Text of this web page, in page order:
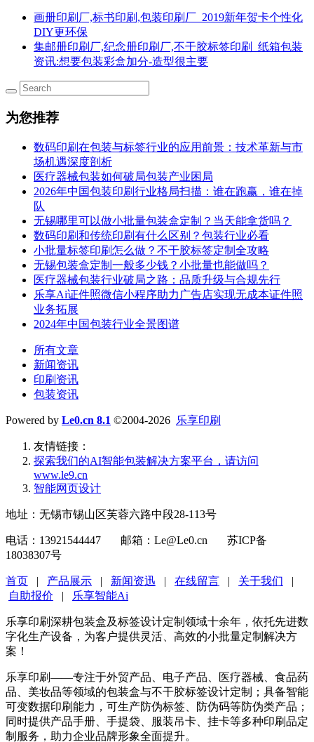
画册印刷厂,标书印刷,包装印刷厂_2019新年贺卡个性化
DIY更环保
集邮册印刷厂,纪念册印刷厂,不干胶标签印刷_纸箱包装
资讯:想要包装彩盒加分-造型很主要
为您推荐
数码印刷在包装与标签行业的应用前景：技术革新与市
场机遇深度剖析
医疗器械包装如何破局包装产业困局
2026年中国包装印刷行业格局扫描：谁在跑赢，谁在掉
队
无锡哪里可以做小批量包装盒定制？当天能拿货吗？
数码印刷和传统印刷有什么区别？包装行业必看
小批量标签印刷怎么做？不干胶标签定制全攻略
无锡包装盒定制一般多少钱？小批量也能做吗？
医疗器械包装行业破局之路：品质升级与合规先行
乐享Ai证件照微信小程序助力广告店实现无成本证件照
业务拓展
2024年中国包装行业全景图谱
所有文章
新闻资讯
印刷资讯
包装资讯
Powered by Le0.cn 8.1 ©2004-2026 乐享印刷
友情链接：
探索我们的‌AI智能包装解决方案平台‌，请访问
www.le9.cn
智能网页设计
地址：无锡市锡山区芙蓉六路中段28-113号
电话：13921544447 邮箱：Le@Le0.cn 苏ICP备
18038307号
首页 | 产品展示 | 新闻资迅 | 在线留言 | 关于我们 |
自助报价 | 乐享智能Ai
乐享印刷深耕包装盒及标签设计定制领域十余年，依托先进数
字化生产设备，为客户提供灵活、高效的小批量定制解决方
案！
乐享印刷——专注于外贸产品、电子产品、医疗器械、食品药
品、美妆品等领域的包装盒与不干胶标签设计定制；具备智能
可变数据印刷能力，可生产防伪标签、防伪码等防伪类产品；
同时提供产品手册、手提袋、服装吊卡、挂卡等多种印刷品定
制服务，助力企业品牌形象全面提升。